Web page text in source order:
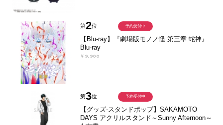
第2位
【Blu-ray】『劇場版モノノ怪 第三章 蛇神』
Blu-ray
￥9,900
予約受付中
第3位
【グッズ-スタンドポップ】SAKAMOTO
DAYS アクリルスタンド～Sunny Afternoon～
予約受付中